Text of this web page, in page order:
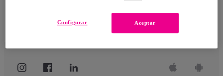
Aceptar
Configurar